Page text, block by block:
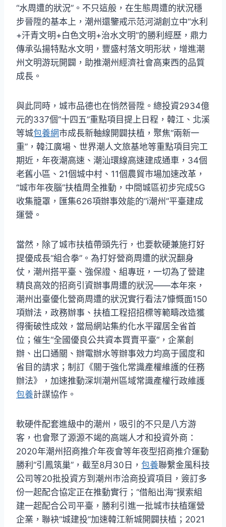
“水周遭的狀況”。不只這般，在生態周遭的狀況穩
步晉陞的基本上，潮州還鑒戒示范河湖創立中“水利
+汗青文明+白色文明+治水文明”的勝利經歷，鼎力
傳承弘揚特點水文明，豐盛村落文明形狀，增進潮
州文明游玩開闢，助推潮州經濟社會高東西的品質
成長。
與此同時，城市品德也在悄然晉陞。總投資2934億
元的337個“十四五”重點項目提上日程，韓江、北溪
等城包養網市成長新軸線開闢扶植，聚焦“兩新一
重”，韓江廣場、世界潮人文旅基地等重點項目完工
期近，年夜潮高速、潮汕環線高速建成通車，34個
老舊小區、21個城中村、11個農貿市場加速改革，
“城市年夜腦”扶植周全推動，中間城區初步完成5G
收集籠罩，匯集626項辦事效能的“i潮州”平臺建成
運營。
當然，除了城市扶植帶頭先行，也要軟硬兼施打好
提優成長“組合拳”。為打好營商周遭的狀況翻身
仗，潮州搭平臺、強保證、組專班，一切為了營建
精良高效的招商引資辦事周遭的狀況——本年來，
潮州出臺優化營商周遭的狀況實行看法7慷慨面150
項辦法，政務辦事、扶植工程招招標等範疇改造獲
得衝破性成效，當局網站集約化水平躍居全省首
位；催生“全國優良公共資本買賣平臺”，企業創
辦、出口通關、辦電辦水等辦事效力均高于國度和
省目的請求；制訂《關于強化常識產權維護的任務
辦法》，加速推動深圳潮州區域常識產權行政維護
包養計謀協作。
軟硬件配套進級中的潮州，吸引的不只是八方游
客，也會聚了源源不竭的高端人才和投資外商：
2020年潮州招商推介年夜會等年夜型招商推介運動
勝利“引鳳筑巢”，截至8月30日， 包養聯繫金風科技
公司等20批投資方到潮州市洽商投資項目，簽訂多
份一起配合協定正在推動實行；“借船出海”摸索組
建一起配合公司平臺，勝利引進一批城市扶植運營
企業，聯袂“城建投”加速韓江新城開闢扶植；2021